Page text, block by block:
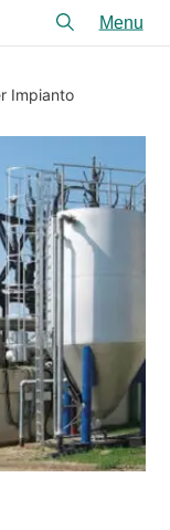
menu
Impianto